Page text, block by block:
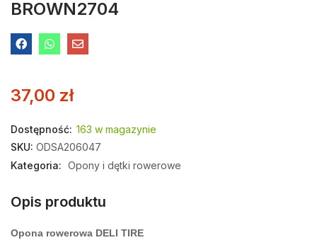
BROWN2704
37,00 zł
Dostępność: 163 w magazynie
SKU: ODSA206047
Kategoria: Opony i dętki rowerowe
Opis produktu
Opona rowerowa DELI TIRE